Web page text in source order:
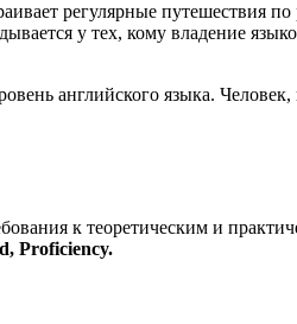
регулярные путешествия
у тех, кому владение
английского языка.
к теоретическим и
Proficiency.